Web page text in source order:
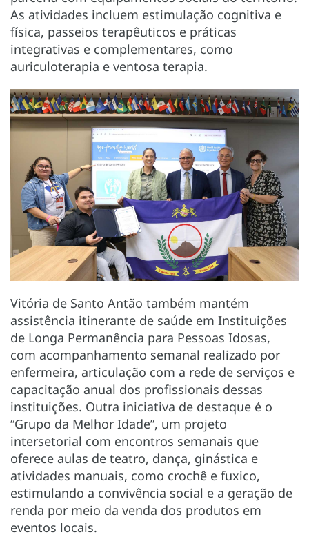
As atividades incluem estimulação cognitiva e
física, passeios terapêuticos e práticas
integrativas e complementares, como
auriculoterapia e ventosa terapia.
Vitória de Santo Antão também mantém
assistência itinerante de saúde em Instituições
de Longa Permanência para Pessoas Idosas,
com acompanhamento semanal realizado por
enfermeira, articulação com a rede de serviços e
capacitação anual dos profissionais dessas
instituições. Outra iniciativa de destaque é o
“Grupo da Melhor Idade”, um projeto
intersetorial com encontros semanais que
oferece aulas de teatro, dança, ginástica e
atividades manuais, como crochê e fuxico,
estimulando a convivência social e a geração de
renda por meio da venda dos produtos em
eventos locais.